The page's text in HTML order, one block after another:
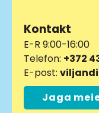
Kontakt
E-R 9:00-16:00
Telefon: +372
E-post:
Jaga